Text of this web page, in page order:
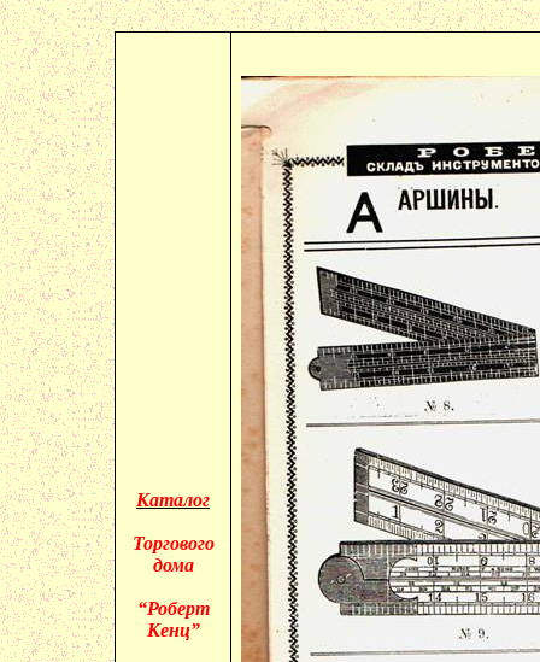
Каталог
Торгового
дома
“Роберт
Кенц”